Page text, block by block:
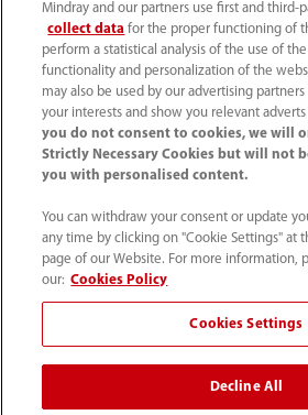
Kariyer
Hakkımızda
Mindray and our partners use first and third-
collect data for the proper functioning of
perform a statistical analysis of the use of
functionality and personalization of the
may also be used by our advertising
your interests and show you relevant
you do not consent to cookies, we will
Strictly Necessary Cookies but will not
you with personalised content.
You can withdraw your consent or update
any time by clicking on "Cookie Settings" at
page of our Website. For more information,
our: Cookies Policy
Cookies Settings
Decline All